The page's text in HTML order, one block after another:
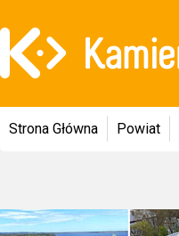
Strona Główna Powiat